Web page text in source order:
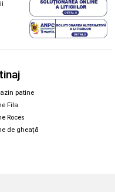
patine
Fila
Roces
de gheață